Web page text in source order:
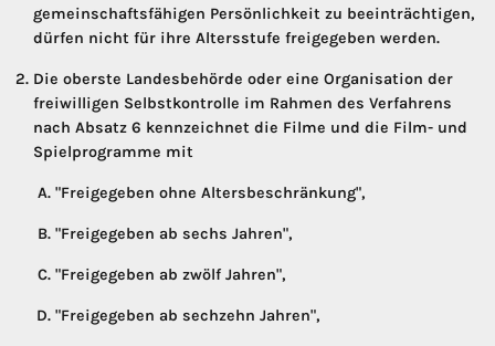
gemeinschaftsfähigen Persönlichkeit zu beeinträchtigen,
dürfen nicht für ihre Altersstufe freigegeben werden.
Die oberste Landesbehörde oder eine Organisation der
freiwilligen Selbstkontrolle im Rahmen des Verfahrens
nach Absatz 6 kennzeichnet die Filme und die Film- und
Spielprogramme mit
"Freigegeben ohne Altersbeschränkung",
"Freigegeben ab sechs Jahren",
"Freigegeben ab zwölf Jahren",
"Freigegeben ab sechzehn Jahren",